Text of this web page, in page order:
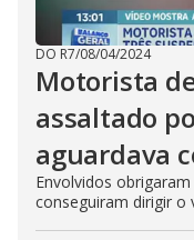
DO R7/08/04/2024
Motorista
assaltado
aguardava
Envolvidos
conseguiram dirigir o